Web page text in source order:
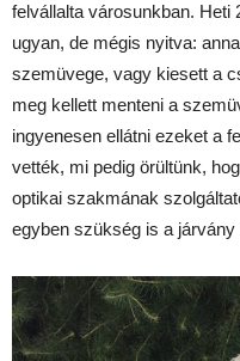
felvállalta városunkban. Heti
ugyan, de mégis nyitva:
szemüvege, vagy kiesett a
meg kellett menteni a
ingyenesen ellátni ezeket a
vették, mi pedig örültünk,
optikai szakmának
egyben szükség is a járvány